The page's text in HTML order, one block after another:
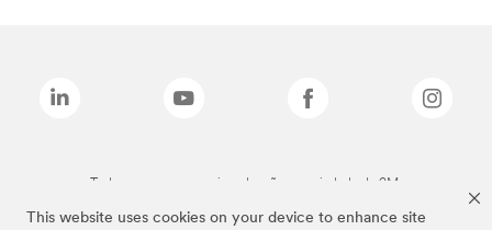
This website uses cookies on your device to enhance site
Todas as marcas mencionadas são propriedade da 3M.